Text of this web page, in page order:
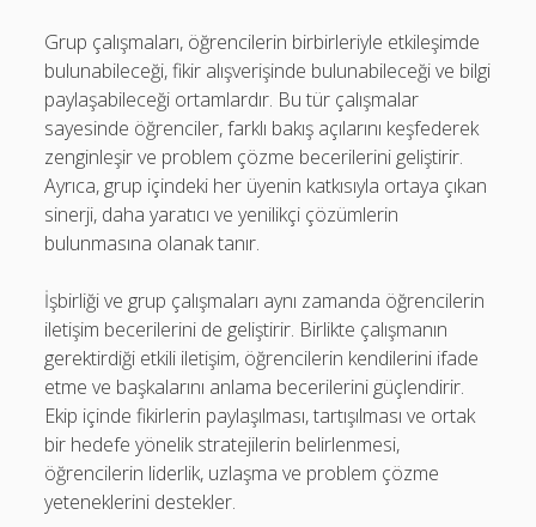
Grup çalışmaları, öğrencilerin birbirleriyle etkileşimde
bulunabileceği, fikir alışverişinde bulunabileceği ve bilgi
paylaşabileceği ortamlardır. Bu tür çalışmalar
sayesinde öğrenciler, farklı bakış açılarını keşfederek
zenginleşir ve problem çözme becerilerini geliştirir.
Ayrıca, grup içindeki her üyenin katkısıyla ortaya çıkan
sinerji, daha yaratıcı ve yenilikçi çözümlerin
bulunmasına olanak tanır.
İşbirliği ve grup çalışmaları aynı zamanda öğrencilerin
iletişim becerilerini de geliştirir. Birlikte çalışmanın
gerektirdiği etkili iletişim, öğrencilerin kendilerini ifade
etme ve başkalarını anlama becerilerini güçlendirir.
Ekip içinde fikirlerin paylaşılması, tartışılması ve ortak
bir hedefe yönelik stratejilerin belirlenmesi,
öğrencilerin liderlik, uzlaşma ve problem çözme
yeteneklerini destekler.